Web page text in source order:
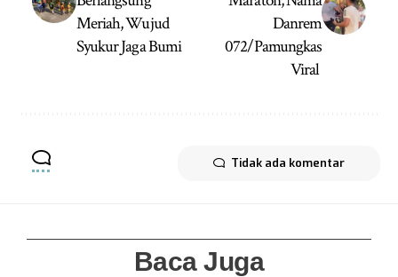
Meriah, Wujud
Syukur Jaga Bumi
Danrem
072/Pamungkas
Viral
Tidak ada komentar
Baca Juga